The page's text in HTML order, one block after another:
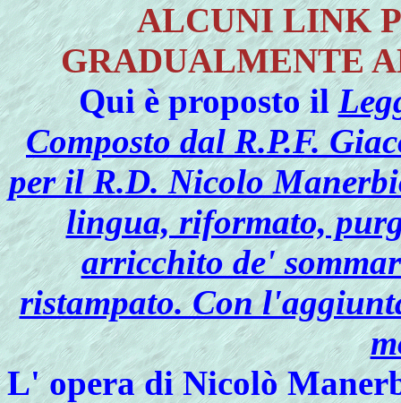
ALCUNI LINK
GRADUALMENTE
Qui è proposto il
Composto dal R.P.F.
per il R.D. Nicolo
lingua, riformato,
arricchito de'
ristampato. Con
L' opera di Nicolò